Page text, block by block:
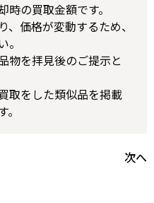
の買取金額です。
価格が変動するため、
物を拝見後のご提示と
取をした類似品を掲載
次へ